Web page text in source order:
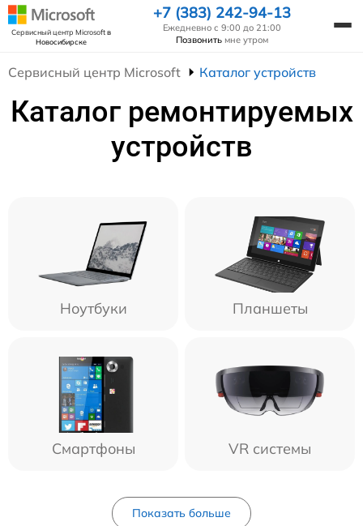
Сервисный центр Microsoftв
Новосибирске
+7 (383) 242-94-13
Ежедневно с 9:00 до 21:00
Позвонить мне утром
Сервисный центр Microsoft Каталог устройств
Каталог ремонтируемых
устройств
Ноутбуки Планшеты
Смартфоны VR системы
Показать больше